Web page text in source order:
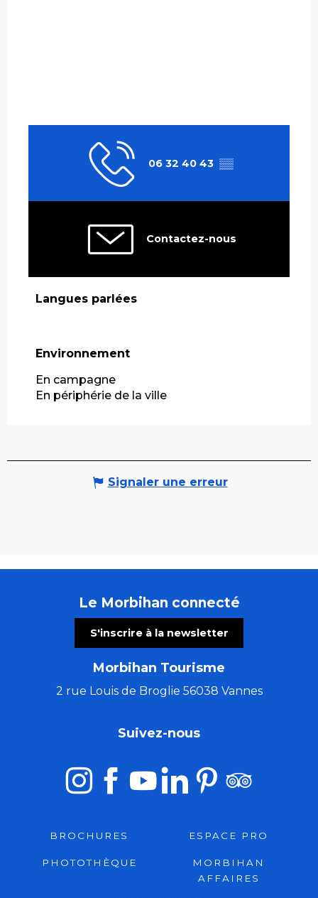
06 32 40 43 ▒▒
Contactez-nous
Langues parlées
Langues parlées
Environnement
Environnement
En campagne
En périphérie de la ville
Signaler une erreur
Le Morbihan connecté
S'inscrire à la newsletter
Morbihan Tourisme
2 rue Louis de Broglie 56038 Vannes
Suivez-nous
BROCHURES ESPACE PRO
PHOTOTHÈQUE
MORBIHAN
AFFAIRES